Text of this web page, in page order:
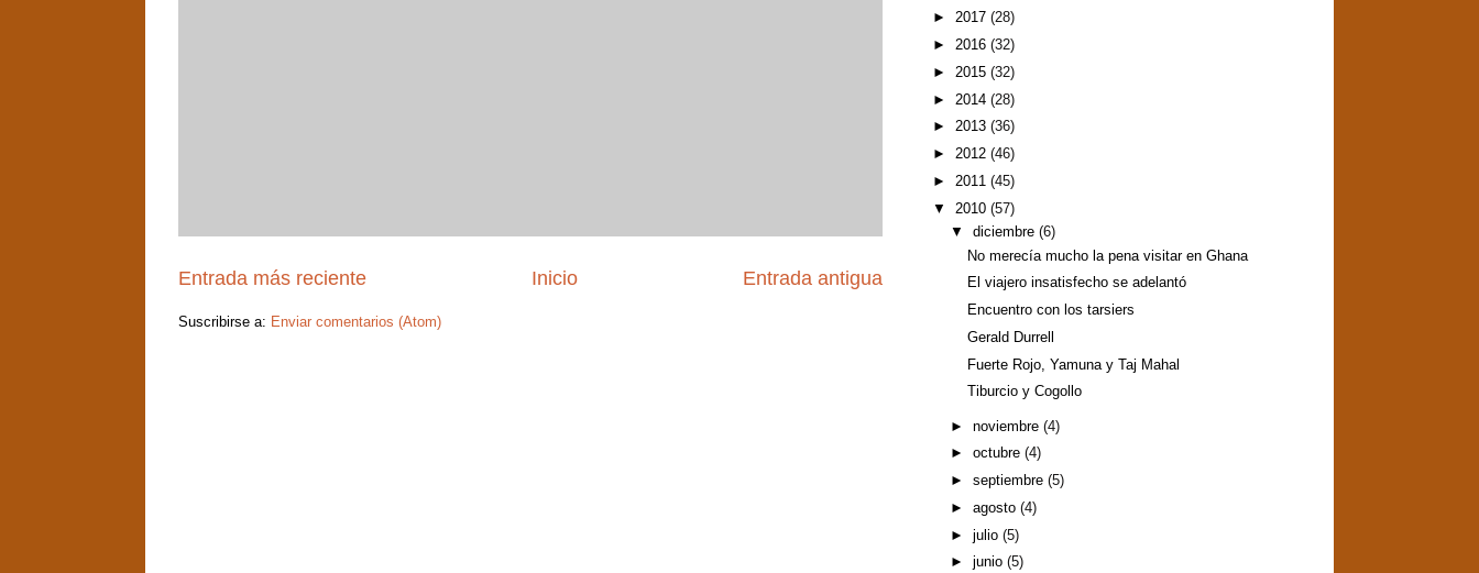
Entrada más reciente Entrada antigua
Inicio
Suscribirse a: Enviar comentarios (Atom)
► 2017 (28)
► 2016 (32)
► 2015 (32)
► 2014 (28)
► 2013 (36)
► 2012 (46)
► 2011 (45)
▼ 2010 (57)
▼ diciembre (6)
No merecía mucho la pena visitar en Ghana
El viajero insatisfecho se adelantó
Encuentro con los tarsiers
Gerald Durrell
Fuerte Rojo, Yamuna y Taj Mahal
Tiburcio y Cogollo
► noviembre (4)
► octubre (4)
► septiembre (5)
► agosto (4)
► julio (5)
► junio (5)